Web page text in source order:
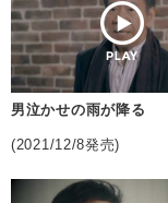
男泣かせの雨が降る
(2021/12/8発売)